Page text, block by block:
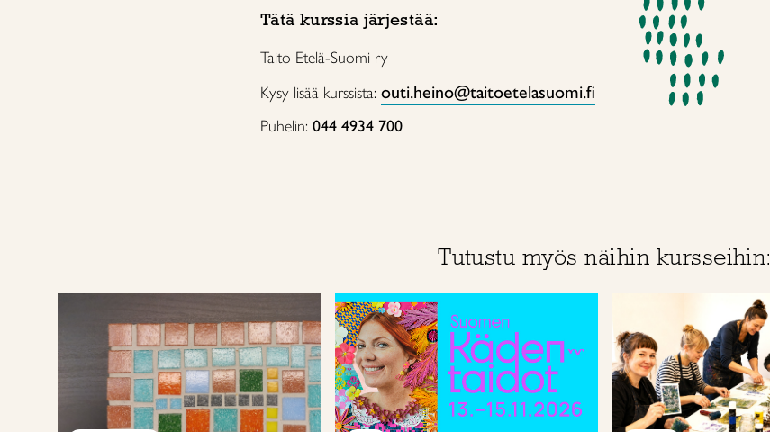
Tätä kurssia järjestää:
Taito Etelä-Suomi ry
Kysy lisää kurssista: outi.heino@taitoetelasuomi.fi
Puhelin: 044 4934 700
Tutustu myös näihin kursseihin: